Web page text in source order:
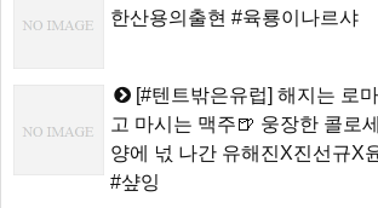
한산용의출현 #육룡이나르샤
[#텐트밖은유럽] 해지는 로
고 마시는 맥주🍺 웅장한 콜로
양에 넋 나간 유해진X진선규X
#샾잉